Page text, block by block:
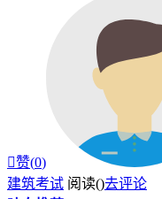
赞(0)
建筑考试 阅读()去评论